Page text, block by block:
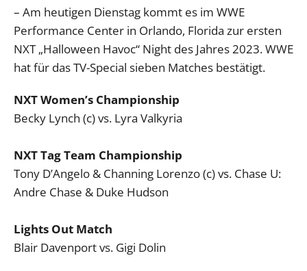
– Am heutigen Dienstag kommt es im WWE
Performance Center in Orlando, Florida zur ersten
NXT „Halloween Havoc“ Night des Jahres 2023. WWE
hat für das TV-Special sieben Matches bestätigt.
NXT Women’s Championship
Becky Lynch (c) vs. Lyra Valkyria
NXT Tag Team Championship
Tony D’Angelo & Channing Lorenzo (c) vs. Chase U:
Andre Chase & Duke Hudson
Lights Out Match
Blair Davenport vs. Gigi Dolin